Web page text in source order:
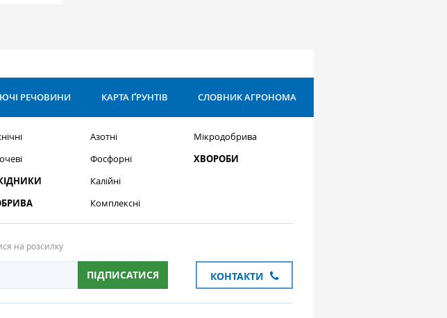
РЕЧОВИНИ КАРТА ҐРУНТІВ СЛОВНИК АГРОНОМА
Азотні
Фосфорні
Калійні
Комплексні
Мікродобрива
ХВОРОБИ
на розсилку
ПІДПИСАТИСЯ КОНТАКТИ